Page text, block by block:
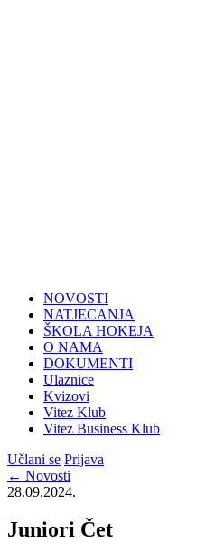
NOVOSTI
NATJECANJA
ŠKOLA HOKEJA
O NAMA
DOKUMENTI
Ulaznice
Kvizovi
Vitez Klub
Vitez Business Klub
Učlani se Prijava
← Novosti
28.09.2024.
Juniori Čet